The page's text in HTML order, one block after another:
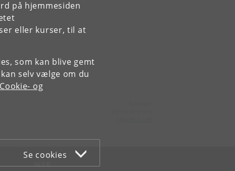
på hjemmesiden
eller kurser, til at
som kan blive gemt
selv vælge om du
Cookie- og
Se cookies
WEB